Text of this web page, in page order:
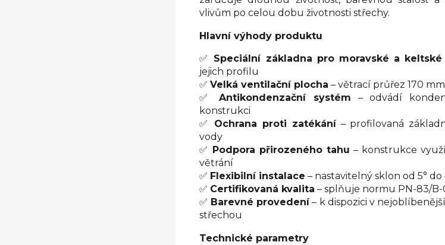
vlivům po celou dobu životnosti střechy.
Hlavní výhody produktu
✅
Speciální základna pro moravské a
jejich profilu
✅ Velká ventilační plocha – větrací průřez 170
✅
Antikondenzační systém
– odvádí
konstrukci
✅
Ochrana proti zatékání – profilovaná
vody
✅
Podpora přirozeného tahu – konstrukce
větrání
✅ Flexibilní instalace – nastavitelný sklon od 5° do
✅ Certifikovaná kvalita – splňuje normu PN-83/
✅ Barevné provedení – k dispozici v
střechou
Technické parametry